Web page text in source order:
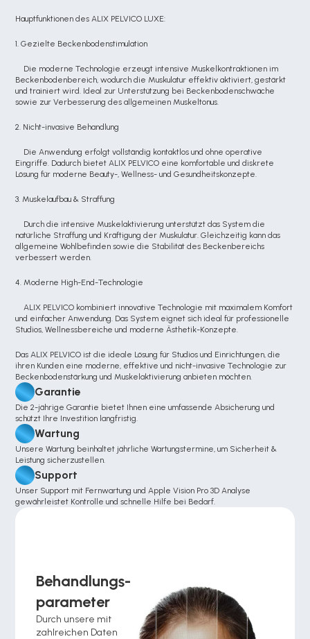
Hauptfunktionen des ALIX PELVICO LUXE:
1. Gezielte Beckenbodenstimulation
Beckenbodenbereich, wodurch die Muskulatur effektiv aktiviert, gestärkt
und trainiert wird. Ideal zur Unterstützung bei Beckenbodenschwäche
sowie zur Verbesserung des allgemeinen Muskeltonus.
2. Nicht-invasive Behandlung
Eingriffe. Dadurch bietet ALIX PELVICO eine komfortable und diskrete
Lösung für moderne Beauty-, Wellness- und Gesundheitskonzepte.
3. Muskelaufbau & Straffung
natürliche Straffung und Kräftigung der Muskulatur. Gleichzeitig kann das
allgemeine Wohlbefinden sowie die Stabilität des Beckenbereichs
verbessert werden.
4. Moderne High-End-Technologie
    ALIX PELVICO kombiniert innovative Technologie mit maximalem Komfort
und einfacher Anwendung. Das System eignet sich ideal für professionelle
Studios, Wellnessbereiche und moderne Ästhetik-Konzepte.
Das ALIX PELVICO ist die ideale Lösung für Studios und Einrichtungen, die
ihren Kunden eine moderne, effektive und nicht-invasive Technologie zur
Beckenbodenstärkung und Muskelaktivierung anbieten möchten.
Garantie
Die 2-jährige Garantie bietet Ihnen eine umfassende Absicherung und
schützt Ihre Investition langfristig.
Wartung
Unsere Wartung beinhaltet jährliche Wartungstermine, um Sicherheit &
Leistung sicherzustellen.
Support
Unser Support mit Fernwartung und Apple Vision Pro 3D Analyse
gewährleistet Kontrolle und schnelle Hilfe bei Bedarf.
Behandlungs-
parameter
Durch unsere mit
zahlreichen Daten